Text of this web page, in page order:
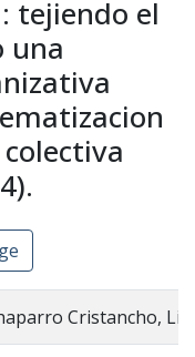
tejiendo el
una
Cristancho,